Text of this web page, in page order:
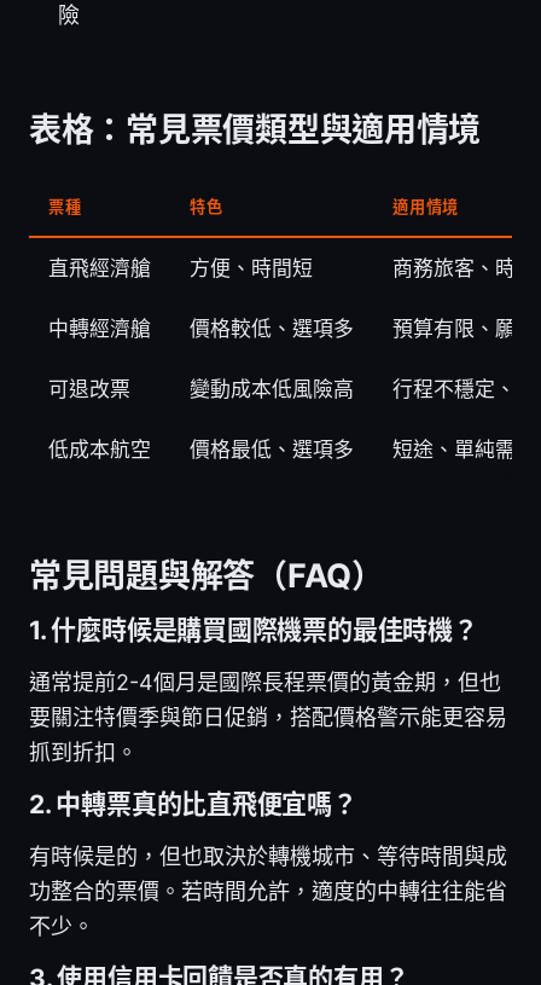
險
表格：常見票價類型與適用情境
票種 特色 適用情境
直飛經濟艙 方便、時間短 商務旅客、時
中轉經濟艙 價格較低、選項多 預算有限、願
可退改票 變動成本低風險高 行程不穩定、易
低成本航空 價格最低、選項多 短途、單純需求
常見問題與解答（FAQ）
1. 什麼時候是購買國際機票的最佳時機？
通常提前2-4個月是國際長程票價的黃金期，但也
要關注特價季與節日促銷，搭配價格警示能更容易
抓到折扣。
2. 中轉票真的比直飛便宜嗎？
有時候是的，但也取決於轉機城市、等待時間與成
功整合的票價。若時間允許，適度的中轉往往能省
不少。
3. 使用信用卡回饋是否真的有用？